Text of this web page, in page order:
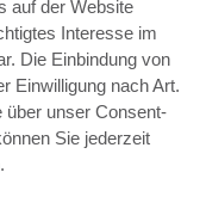
auf der Website
Interesse im
Die Einbindung von
Einwilligung nach Art.
über unser Consent-
Sie jederzeit